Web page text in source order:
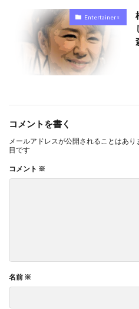
Entertainer♀
コメントを書く
メールアドレスが公開されることはあり
目です
コメント ※
名前 ※